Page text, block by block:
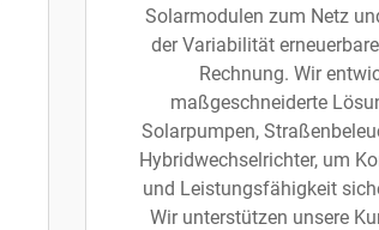
Solarmodulen zum Netz
der Variabilität
Rechnung. Wir
maßgeschneiderte
Solarpumpen,
Hybridwechselrichter, um
und Leistungsfähigkeit
Wir unterstützen unsere